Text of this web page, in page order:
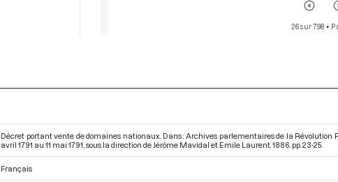
26 sur 798 •
Décret portant vente de domaines nationaux. Dans : Archives parlementaires de la Révolution
avril 1791 au 11 mai 1791 , sous la direction de Jérôme Mavidal et Emile Laurent. 1886. pp. 23-25.
Français